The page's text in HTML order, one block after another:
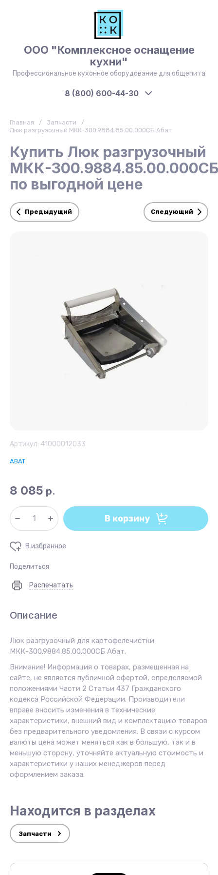
ООО "Комплексное оснащение
кухни"
Профессиональное кухонное оборудование для общепита
8 (800) 600-44-30
Главная / Запчасти
/
Люк разгрузочный МКК-300.9884.85.00.000СБ Абат
Купить Люк разгрузочный
МКК-
по выгодной цене
Предыдущий Следующий
Артикул: 41000012033
ABAT
8 085 р.
В корзину
В избранное
Поделиться
Распечатать
Описание
Люк разгрузочный для картофелечистки
МКК-300.9884.85.00.000СБ Абат.
Внимание! Информация о товарах, размещенная на
сайте, не является публичной офертой, определяемой
положениями Части 2 Статьи 437 Гражданского
кодекса Российской Федерации. Производители
вправе вносить изменения в технические
характеристики, внешний вид и комплектацию товаров
без предварительного уведомления. В связи с курсом
валюты цена может меняться как в большую, так и в
меньшую сторону, уточняйте актуальную стоимость и
характеристики у наших менеджеров перед
оформлением заказа.
Находится в разделах
Запчасти